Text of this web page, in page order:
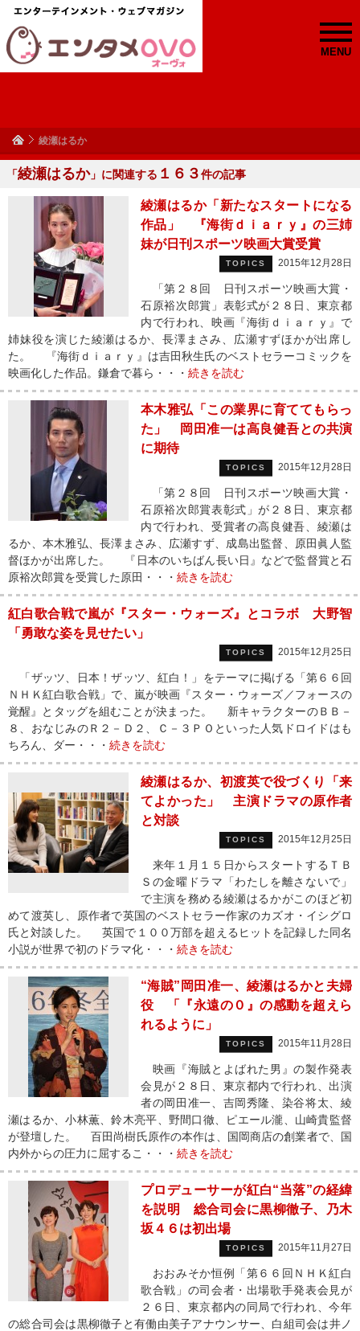
MENU
綾瀬はるか
「綾瀬はるか」に関連する １６３件の記事
綾瀬はるか「新たなスタートになる
作品」 『海街ｄｉａｒｙ』の三姉
妹が日刊スポーツ映画大賞受賞
TOPICS 2015年12月28日
「第２８回 日刊スポーツ映画大賞・
石原裕次郎賞」表彰式が２８日、東京都
内で行われ、映画『海街ｄｉａｒｙ』で
姉妹役を演じた綾瀬はるか、長澤まさみ、広瀬すずほかが出席し
た。 『海街ｄｉａｒｙ』は吉田秋生氏のベストセラーコミックを
映画化した作品。鎌倉で暮ら・・・ 続きを読む
本木雅弘「この業界に育ててもらっ
た」 岡田准一は高良健吾との共演
に期待
TOPICS 2015年12月28日
「第２８回 日刊スポーツ映画大賞・
石原裕次郎賞表彰式」が２８日、東京都
内で行われ、受賞者の高良健吾、綾瀬は
るか、本木雅弘、長澤まさみ、広瀬すず、成島出監督、原田眞人監
督ほかが出席した。 『日本のいちばん長い日』などで監督賞と石
原裕次郎賞を受賞した原田・・・ 続きを読む
紅白歌合戦で嵐が『スター・ウォーズ』とコラボ 大野智
「勇敢な姿を見せたい」
TOPICS 2015年12月25日
「ザッツ、日本！ザッツ、紅白！」をテーマに掲げる「第６６回
ＮＨＫ紅白歌合戦」で、嵐が映画『スター・ウォーズ／フォースの
覚醒』とタッグを組むことが決まった。 新キャラクターのＢＢ－
８、おなじみのＲ２－Ｄ２、Ｃ－３ＰＯといった人気ドロイドはも
ちろん、ダー・・・ 続きを読む
綾瀬はるか、初渡英で役づくり「来
てよかった」 主演ドラマの原作者
と対談
TOPICS 2015年12月25日
来年１月１５日からスタートするＴＢ
Ｓの金曜ドラマ「わたしを離さないで」
で主演を務める綾瀬はるかがこのほど初
めて渡英し、原作者で英国のベストセラー作家のカズオ・イシグロ
氏と対談した。 英国で１００万部を超えるヒットを記録した同名
小説が世界で初のドラマ化・・・ 続きを読む
“海賊”岡田准一、綾瀬はるかと夫婦
役 「『永遠の０』の感動を超えら
れるように」
TOPICS 2015年11月28日
映画『海賊とよばれた男』の製作発表
会見が２８日、東京都内で行われ、出演
者の岡田准一、吉岡秀隆、染谷将太、綾
瀬はるか、小林薫、鈴木亮平、野間口徹、ピエール瀧、山崎貴監督
が登壇した。 百田尚樹氏原作の本作は、国岡商店の創業者で、国
内外からの圧力に屈するこ・・・ 続きを読む
プロデューサーが紅白“当落”の経緯
を説明 総合司会に黒柳徹子、乃木
坂４６は初出場
TOPICS 2015年11月27日
おおみそか恒例「第６６回ＮＨＫ紅白
歌合戦」の司会者・出場歌手発表会見が
２６日、東京都内の同局で行われ、今年
の総合司会は黒柳徹子と有働由美子アナウンサー、白組司会は井ノ